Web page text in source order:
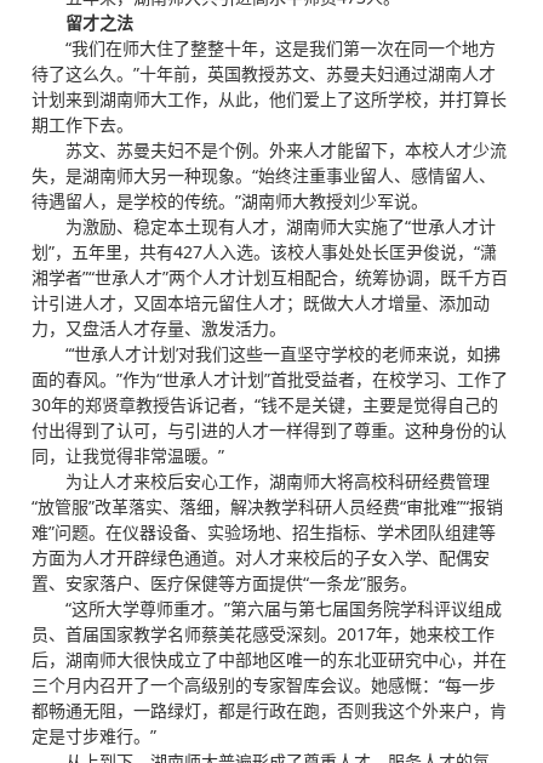
留才之法
“我们在师大住了整整十年，这是我们第一次在同一个地方
待了这么久。”十年前，英国教授苏文、苏曼夫妇通过湖南人才
计划来到湖南师大工作，从此，他们爱上了这所学校，并打算长
期工作下去。
苏文、苏曼夫妇不是个例。外来人才能留下，本校人才少流
失，是湖南师大另一种现象。“始终注重事业留人、感情留人、
待遇留人，是学校的传统。”湖南师大教授刘少军说。
为激励、稳定本土现有人才，湖南师大实施了“世承人才计
划”，五年里，共有427人入选。该校人事处处长匡尹俊说，“潇
湘学者”“世承人才”两个人才计划互相配合，统筹协调，既千方百
计引进人才，又固本培元留住人才；既做大人才增量、添加动
力，又盘活人才存量、激发活力。
“‘世承人才计划’对我们这些一直坚守学校的老师来说，如拂
面的春风。”作为“世承人才计划”首批受益者，在校学习、工作了
30年的郑贤章教授告诉记者，“钱不是关键，主要是觉得自己的
付出得到了认可，与引进的人才一样得到了尊重。这种身份的认
同，让我觉得非常温暖。”
为让人才来校后安心工作，湖南师大将高校科研经费管理
“放管服”改革落实、落细，解决教学科研人员经费“审批难”“报销
难”问题。在仪器设备、实验场地、招生指标、学术团队组建等
方面为人才开辟绿色通道。对人才来校后的子女入学、配偶安
置、安家落户、医疗保健等方面提供“一条龙”服务。
“这所大学尊师重才。”第六届与第七届国务院学科评议组成
员、首届国家教学名师蔡美花感受深刻。2017年，她来校工作
后，湖南师大很快成立了中部地区唯一的东北亚研究中心，并在
三个月内召开了一个高级别的专家智库会议。她感慨：“每一步
都畅通无阻，一路绿灯，都是行政在跑，否则我这个外来户，肯
定是寸步难行。”